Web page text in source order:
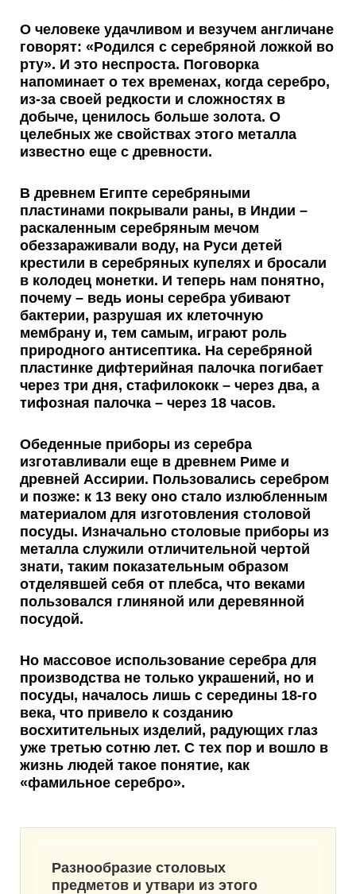
О человеке удачливом и везучем англичане
говорят: «Родился с серебряной ложкой во
рту». И это неспроста. Поговорка
напоминает о тех временах, когда серебро,
из-за своей редкости и сложностях в
добыче, ценилось больше золота. О
целебных же свойствах этого металла
известно еще с древности.
В древнем Египте серебряными
пластинами покрывали раны, в Индии –
раскаленным серебряным мечом
обеззараживали воду, на Руси детей
крестили в серебряных купелях и бросали
в колодец монетки. И теперь нам понятно,
почему – ведь ионы серебра убивают
бактерии, разрушая их клеточную
мембрану и, тем самым, играют роль
природного антисептика. На серебряной
пластинке дифтерийная палочка погибает
через три дня, стафилококк – через два, а
тифозная палочка – через 18 часов.
Обеденные приборы из серебра
изготавливали еще в древнем Риме и
древней Ассирии. Пользовались серебром
и позже: к 13 веку оно стало излюбленным
материалом для изготовления столовой
посуды. Изначально столовые приборы из
металла служили отличительной чертой
знати, таким показательным образом
отделявшей себя от плебса, что веками
пользовался глиняной или деревянной
посудой.
Но массовое использование серебра для
производства не только украшений, но и
посуды, началось лишь с середины 18-го
века, что привело к созданию
восхитительных изделий, радующих глаз
уже третью сотню лет. С тех пор и вошло в
жизнь людей такое понятие, как
«фамильное серебро».
Разнообразие столовых
предметов и утвари из этого